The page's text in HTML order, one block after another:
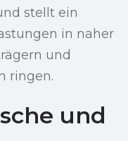
stellt ein
in naher
und
ringen.
und